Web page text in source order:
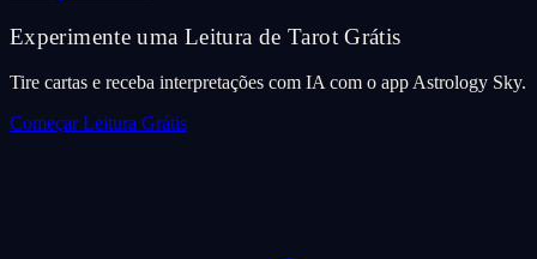
Experimente uma Leitura de Tarot Grátis
Tire cartas e receba interpretações com IA com o app Astrology Sky.
Começar Leitura Grátis